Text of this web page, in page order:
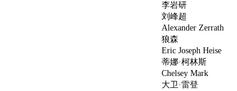
李岩研
刘峰超
Alexander Zerrath
狼森
Eric Joseph Heise
蒂娜·柯林斯
Chelsey Mark
大卫·雷登